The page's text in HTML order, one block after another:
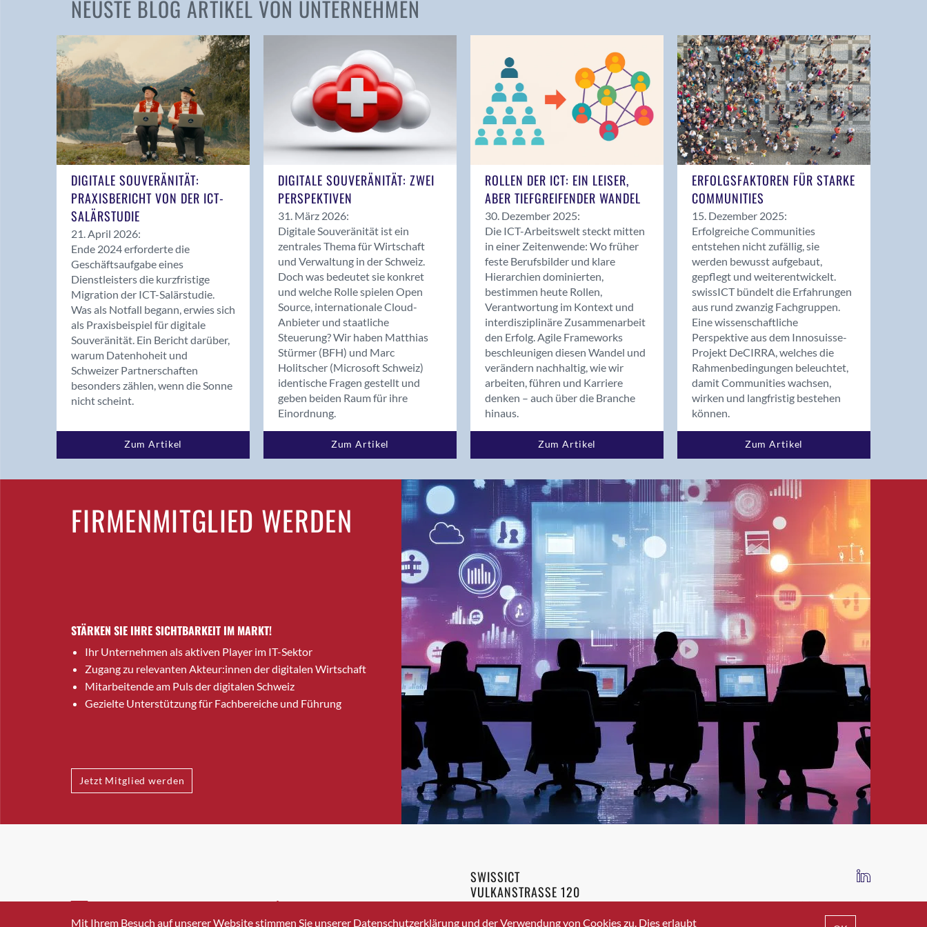
Andelfingen
Balsthal
Balzers
Bassersdorf
Benken (SG)
Bergdietikon
Bern - Liebefeld
Birsfelden
Bolligen
Bonaduz
Bonstetten
Bottighofen
Bremgarten bei Bern
Brig-Glis
Bronschhofen
Brugg
Brugg AG
Burgdorf
Bäretswil
Bülach
Cazis
Crissier
Davos Platz
NEUSTE BLOG ARTIKEL VON UNTERNEHMEN
DIGITALE SOUVERÄNITÄT:
PRAXISBERICHT VON DER ICT-
SALÄRSTUDIE
21. April 2026:
Ende 2024 erforderte die
Geschäftsaufgabe eines
Dienstleisters die kurzfristige
Migration der ICT-Salärstudie.
Was als Notfall begann, erwies sich
als Praxisbeispiel für digitale
Souveränität. Ein Bericht darüber,
warum Datenhoheit und
Schweizer Partnerschaften
besonders zählen, wenn die Sonne
nicht scheint.
Zum Artikel
DIGITALE SOUVERÄNITÄT: ZWEI
PERSPEKTIVEN
31. März 2026:
Digitale Souveränität ist ein
zentrales Thema für Wirtschaft
und Verwaltung in der Schweiz.
Doch was bedeutet sie konkret
und welche Rolle spielen Open
Source, internationale Cloud-
Anbieter und staatliche
Steuerung? Wir haben Matthias
Stürmer (BFH) und Marc
Holitscher (Microsoft Schweiz)
identische Fragen gestellt und
geben beiden Raum für ihre
Einordnung.
Zum Artikel
ROLLEN DER ICT: EIN LEISER,
ABER TIEFGREIFENDER WANDEL
30. Dezember 2025:
Die ICT-Arbeitswelt steckt mitten
in einer Zeitenwende: Wo früher
feste Berufsbilder und klare
Hierarchien dominierten,
bestimmen heute Rollen,
Verantwortung im Kontext und
interdisziplinäre Zusammenarbeit
den Erfolg. Agile Frameworks
beschleunigen diesen Wandel und
verändern nachhaltig, wie wir
arbeiten, führen und Karriere
denken – auch über die Branche
hinaus.
Zum Artikel
ERFOLGSFAKTOREN FÜR STARKE
COMMUNITIES
15. Dezember 2025:
Erfolgreiche Communities
entstehen nicht zufällig, sie
werden bewusst aufgebaut,
gepflegt und weiterentwickelt.
swissICT bündelt die Erfahrungen
aus rund zwanzig Fachgruppen.
Eine wissenschaftliche
Perspektive aus dem Innosuisse-
Projekt DeCIRRA, welches die
Rahmenbedingungen beleuchtet,
damit Communities wachsen,
wirken und langfristig bestehen
können.
Zum Artikel
FIRMENMITGLIED WERDEN
STÄRKEN SIE IHRE SICHTBARKEIT IM MARKT!
Ihr Unternehmen als aktiven Player im IT-Sektor
Zugang zu relevanten Akteur:innen der digitalen Wirtschaft
Mitarbeitende am Puls der digitalen Schweiz
Gezielte Unterstützung für Fachbereiche und Führung
Jetzt Mitglied werden
INFO@SWISSICT.CH +41 43 336 40 20
SWISSICT
VULKANSTRASSE 120
8048 ZURICH
IMPRESSUM DATENSCHUTZ AGB
Mit Ihrem Besuch auf unserer Website stimmen Sie unserer Datenschutzerklärung und der Verwendung von Cookies zu. Dies erlaubt